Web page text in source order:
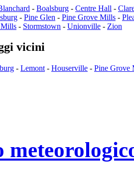
- Boalsburg - Centre Hall -
- Pine Glen - Pine Grove Mills -
Mills - Stormstown - Unionville - Zion
vicini
- Lemont - Houserville - Pine Grove